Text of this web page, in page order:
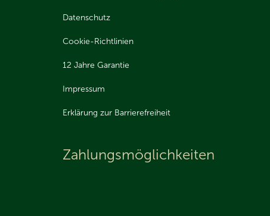
Datenschutz
Cookie-Richtlinien
12 Jahre Garantie
Impressum
Erklärung zur Barrierefreiheit
Zahlungsmöglichkeiten